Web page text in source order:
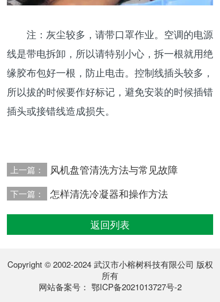
注：灰尘较多，请带口罩作业。空调的电源
线是带电拆卸，所以请特别小心，拆一根就用绝
缘胶布包好一根，防止电击。控制线插头较多，
所以拔的时候要作好标记，避免安装的时候插错
插头或接错线造成损失。
上一篇： 风机盘管清洗方法与常见故障
下一篇： 怎样清洗冷凝器和操作方法
返回列表
Copyright © 2002-2024 武汉市小榕树科技有限公司 版权
所有
网站备案号： 鄂ICP备2021013727号-2